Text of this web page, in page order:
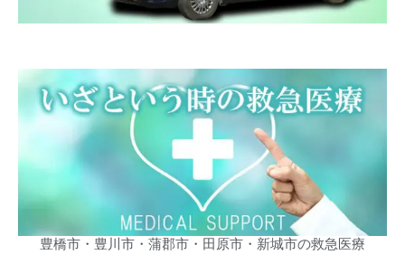
豊橋市・豊川市・蒲郡市・田原市・新城市の救急医療